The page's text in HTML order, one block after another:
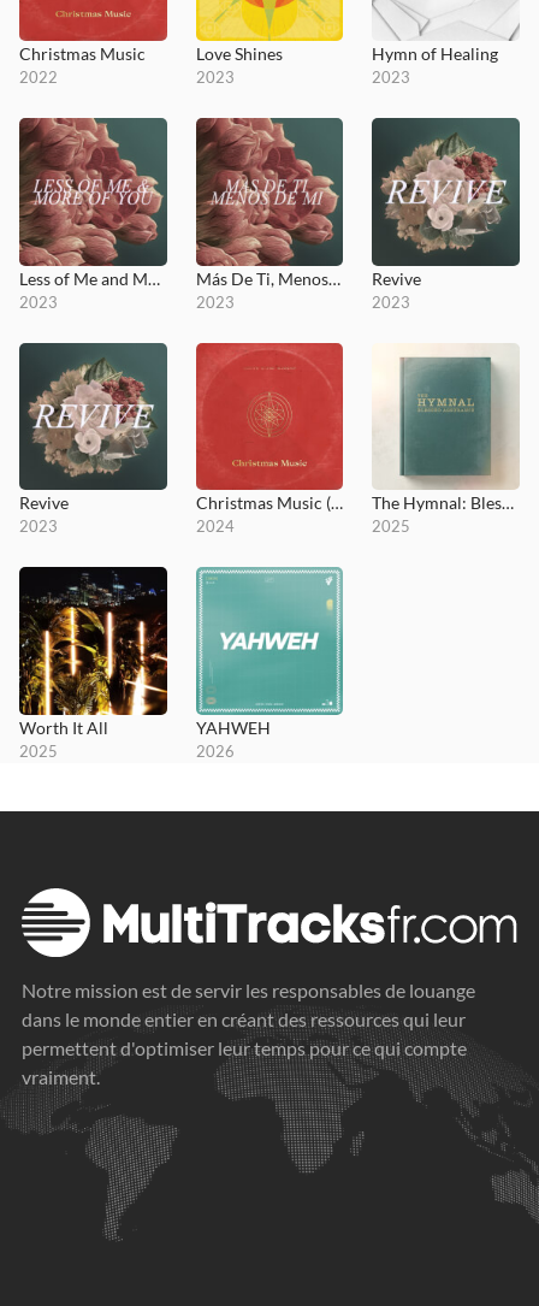
Christmas Music
2022
Love Shines
2023
Hymn of Healing
2023
Less of Me and More of You
2023
Más De Ti, Menos De Mi
2023
Revive
2023
Revive
2023
Christmas Music (2024)
2024
The Hymnal: Blessed Assurance
2025
Worth It All
2025
YAHWEH
2026
Notre mission est de servir les responsables de louange
dans le monde entier en créant des ressources qui leur
permettent d'optimiser leur temps pour ce qui compte
vraiment.